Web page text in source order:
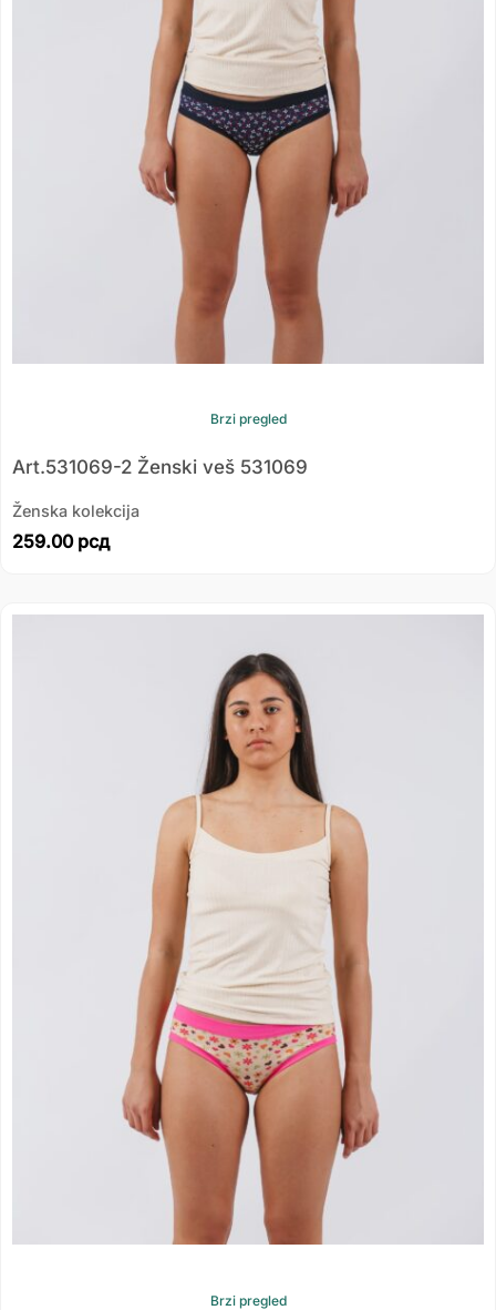
Brzi pregled
Art.531069-2 Ženski veš 531069
Ženska kolekcija
259.00 рсд
Brzi pregled